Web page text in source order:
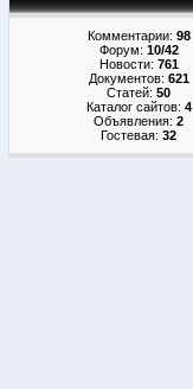
Комментарии: 98
Форум: 10/42
Новости: 761
Документов: 621
Статей: 50
Каталог сайтов: 4
Объявления: 2
Гостевая: 32